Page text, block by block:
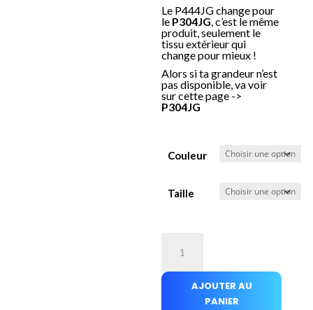
Le P444JG change pour
le P304JG, c’est le même
produit, seulement le
tissu extérieur qui
change pour mieux !
Alors si ta grandeur n’est
pas disponible, va voir
sur cette page ->
P304JG
Couleur
Taille
Pantalon
salopetteAJOUTER AU
PANIER